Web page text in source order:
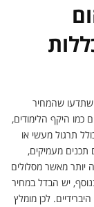
שתדעו שהמחיר
כמו היקף הלימודים,
תרגול מעשי או
תכנים מעמיקים,
יותר מאשר מסלולים
יש הבדל במחיר
לכן מומלץ